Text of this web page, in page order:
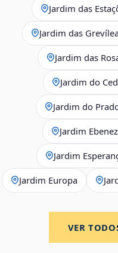
Jardim das
Jardim das
Jardim das
Jardim do
Jardim do
Jardim
Jardim
Jardim Europa
VER